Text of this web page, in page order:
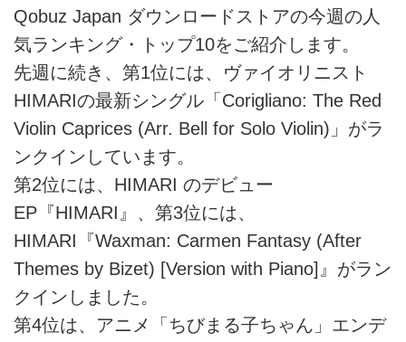
Qobuz Japan ダウンロードストアの今週の人
気ランキング・トップ10をご紹介します。
先週に続き、第1位には、ヴァイオリニスト
HIMARIの最新シングル「Corigliano: The Red
Violin Caprices (Arr. Bell for Solo Violin)」がラ
ンクインしています。
第2位には、HIMARI のデビュー
EP『HIMARI』、第3位には、
HIMARI『Waxman: Carmen Fantasy (After
Themes by Bizet) [Version with Piano]』がラン
クインしました。
第4位は、アニメ「ちびまる子ちゃん」エンデ